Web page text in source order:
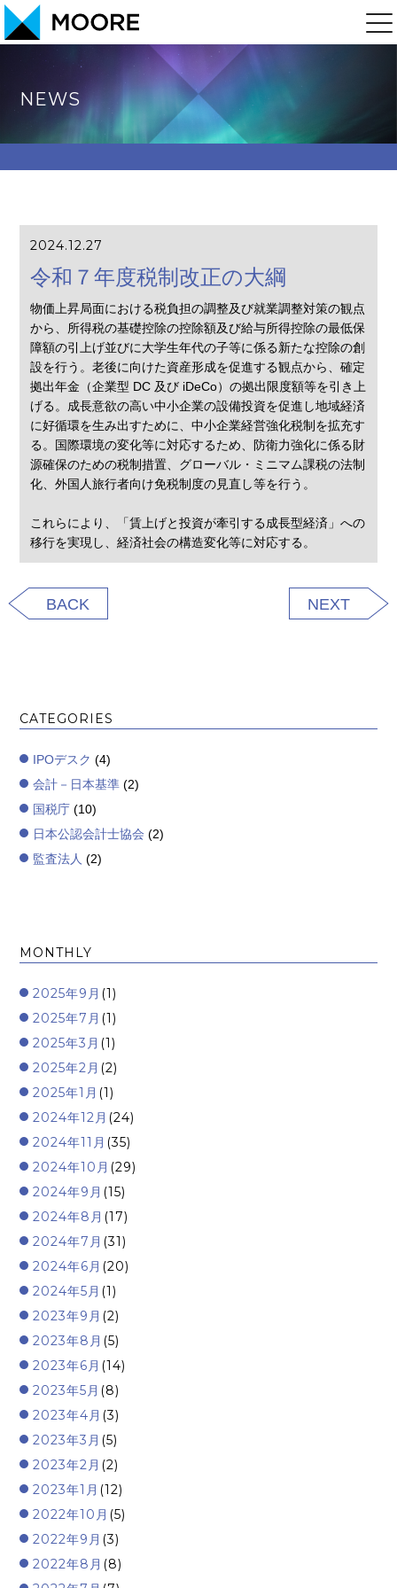
NEWS
2024.12.27
令和７年度税制改正の大綱
物価上昇局面における税負担の調整及び就業調整対策の観点
から、所得税の基礎控除の控除額及び給与所得控除の最低保
障額の引上げ並びに大学生年代の子等に係る新たな控除の創
設を行う。老後に向けた資産形成を促進する観点から、確定
拠出年金（企業型 DC 及び iDeCo）の拠出限度額等を引き上
げる。成長意欲の高い中小企業の設備投資を促進し地域経済
に好循環を生み出すために、中小企業経営強化税制を拡充す
る。国際環境の変化等に対応するため、防衛力強化に係る財
源確保のための税制措置、グローバル・ミニマム課税の法制
化、外国人旅行者向け免税制度の見直し等を行う。
これらにより、「賃上げと投資が牽引する成長型経済」への
移行を実現し、経済社会の構造変化等に対応する。
BACK NEXT
CATEGORIES
IPOデスク (4)
会計－日本基準 (2)
国税庁 (10)
日本公認会計士協会 (2)
監査法人 (2)
MONTHLY
2025年9月 (1)
2025年7月 (1)
2025年3月 (1)
2025年2月 (2)
2025年1月 (1)
2024年12月 (24)
2024年11月 (35)
2024年10月 (29)
2024年9月 (15)
2024年8月 (17)
2024年7月 (31)
2024年6月 (20)
2024年5月 (1)
2023年9月 (2)
2023年8月 (5)
2023年6月 (14)
2023年5月 (8)
2023年4月 (3)
2023年3月 (5)
2023年2月 (2)
2023年1月 (12)
2022年10月 (5)
2022年9月 (3)
2022年8月 (8)